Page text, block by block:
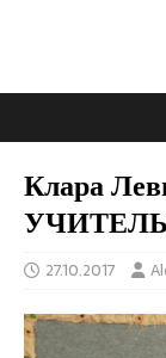
Клара
27.10.2017